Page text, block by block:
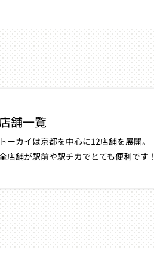
舗一覧
ーカイは京都を中心に12店舗を展開。
店舗が駅前や駅チカでとても便利です！